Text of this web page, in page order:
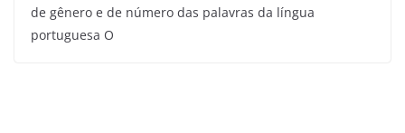
de gênero e de número das palavras da língua
portuguesa O